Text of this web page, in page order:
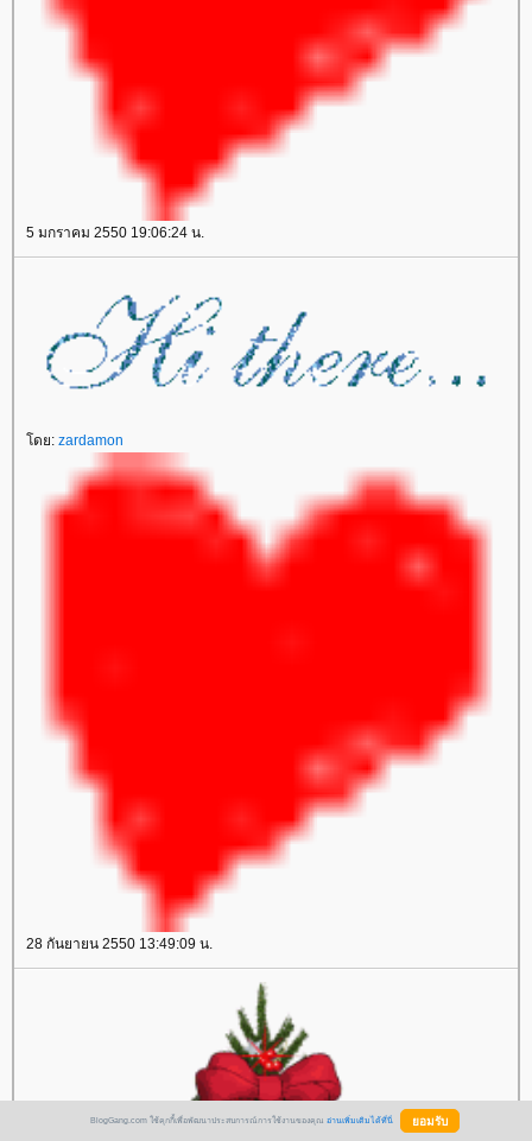
5 มกราคม 2550 19:06:24 น.
ดย: zardamon
28 กันยายน 2550 13:49:09 น.
BlogGang.com ใช้คุกกี้เพื่อพัฒนาประสบการณ์การใช้งานของคุณ อ่านเพิ่มเติมได้ที่นี่